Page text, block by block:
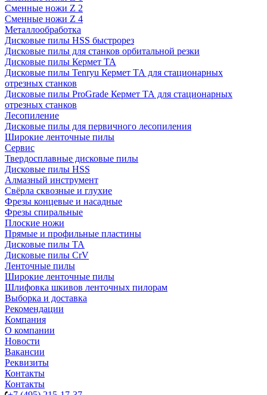
Сменные ножи Z 2
Сменные ножи Z 4
Металлообработка
Дисковые пилы HSS быстрорез
Дисковые пилы для станков орбитальной резки
Дисковые пилы Кермет ТА
Дисковые пилы Tenryu Кермет ТА для стационарных
отрезных станков
Дисковые пилы ProGrade Кермет ТА для стационарных
отрезных станков
Лесопиление
Дисковые пилы для первичного лесопиления
Широкие ленточные пилы
Сервис
Твердосплавные дисковые пилы
Дисковые пилы HSS
Алмазный инструмент
Свёрла сквозные и глухие
Фрезы концевые и насадные
Фрезы спиральные
Плоские ножи
Прямые и профильные пластины
Дисковые пилы TA
Дисковые пилы CrV
Ленточные пилы
Широкие ленточные пилы
Шлифовка шкивов ленточных пилорам
Выборка и доставка
Рекомендации
Компания
О компании
Новости
Вакансии
Реквизиты
Контакты
Контакты